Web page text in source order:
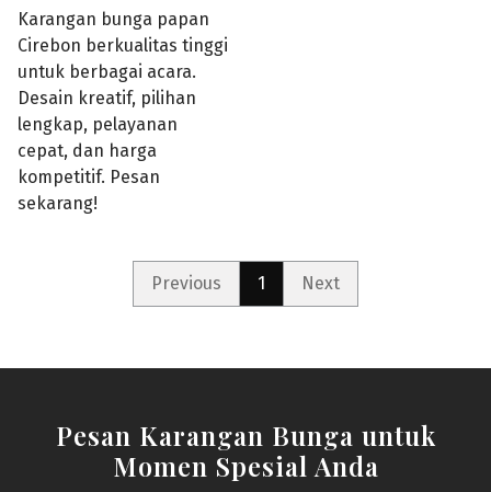
Karangan bunga papan
Cirebon berkualitas tinggi
untuk berbagai acara.
Desain kreatif, pilihan
lengkap, pelayanan
cepat, dan harga
kompetitif. Pesan
sekarang!
Previous 1 Next
Pesan Karangan Bunga untuk
Momen Spesial Anda